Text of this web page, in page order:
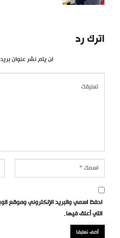
اترك رد
لن يتم نشر عنوان
احفظ اسمي والبريد الإلكتروني وموقع
التي أعلق فيها.